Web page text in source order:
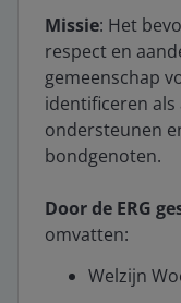
Missie: Het
respect en
gemeenschap
identificeren
ondersteunen
bondgenoten.
Door de ERG
omvatten:
Welzijn